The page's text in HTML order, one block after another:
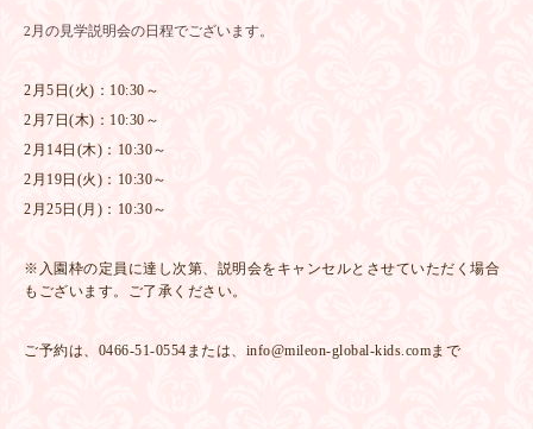
2月の見学説明会の日程でございます。
2月5日(火)：10:30～
2月7日(木)：10:30～
2月14日(木)：10:30～
2月19日(火)：10:30～
2月25日(月)：10:30～
※入園枠の定員に達し次第、説明会をキャンセルとさせていただく場合
もございます。ご了承ください。
ご予約は、0466-51-0554または、info@mileon-global-kids.comまで